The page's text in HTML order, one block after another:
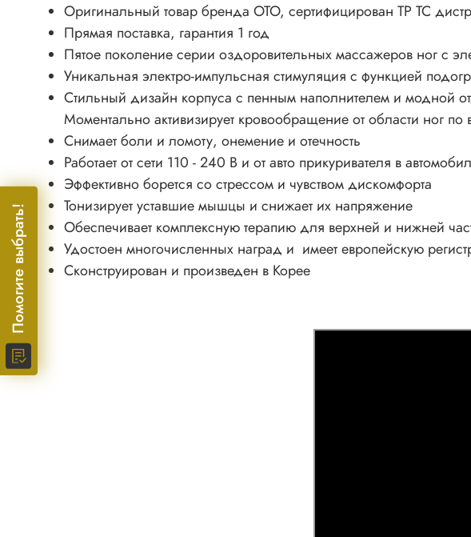
Помогите выбрать!
Оригинальный товар бренда OTO, сертифицирован ТР ТС
Прямая поставка, гарантия 1 год
Пятое поколение серии оздоровительных массажеров ног с
Уникальная электро-импульсная стимуляция с функцией
Стильный дизайн корпуса с пенным наполнителем и модной
Моментально активизирует кровообращение от области ног по
Снимает боли и ломоту, онемение и отечность
Работает от сети 110 - 240 В и от авто прикуривателя в
Эффективно борется со стрессом и чувством дискомфорта
Тонизирует уставшие мышцы и снижает их напряжение
Обеспечивает комплексную терапию для верхней и нижней
Удостоен многочисленных наград и имеет европейскую
Сконструирован и произведен в Корее